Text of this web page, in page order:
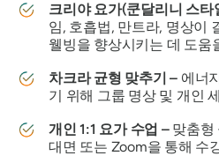
크리야 요가(쿤달리니 스타
임, 호흡법, 만트라, 명상이
웰빙을 향상시키는 데 도움
차크라 균형 맞추기 – 에너
기 위해 그룹 명상 및 개인
개인 1:1 요가 수업 – 맞춤형
대면 또는 Zoom을 통해 수